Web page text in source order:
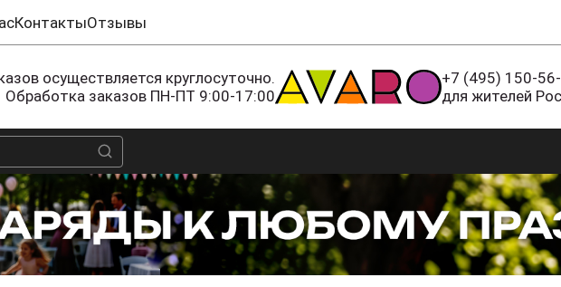
КонтактыОтзывы
осуществляется круглосуточно.
Обработка заказов ПН-ПТ 9:00-17:00
+7 (495) 150-
для жителей